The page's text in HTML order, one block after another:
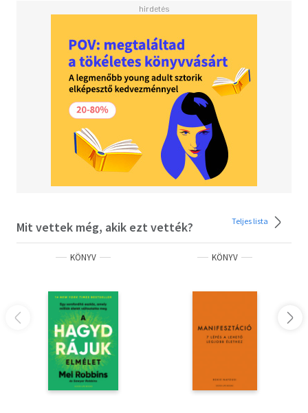
Mit vettek még, akik ezt vették? Teljes lista
KÖNYV KÖNYV